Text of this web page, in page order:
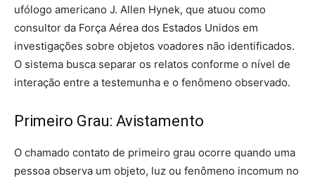
ufólogo americano J. Allen Hynek, que atuou como
consultor da Força Aérea dos Estados Unidos em
investigações sobre objetos voadores não identificados.
O sistema busca separar os relatos conforme o nível de
interação entre a testemunha e o fenômeno observado.
Primeiro Grau: Avistamento
O chamado contato de primeiro grau ocorre quando uma
pessoa observa um objeto, luz ou fenômeno incomum no